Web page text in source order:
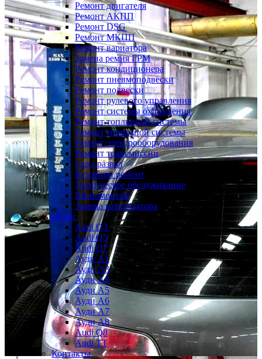
Ремонт двигателя
Ремонт АКПП
Ремонт DSG
Ремонт МКПП
Ремонт вариатора
Замена ремня ГРМ
Ремонт кондиционера
Ремонт пневмоподвески
Ремонт подвески
Ремонт рулевого управления
Ремонт системы охлаждения
Ремонт топливной системы
Ремонт тормозной системы
Ремонт электрооборудования
Ремонт трансмиссии
Сход развал
Кузовной ремонт
Техническое обслуживание
Шиномонтаж
Замена катализатора
Прайс
Audi Q3
Audi Q5
Audi Q7
Ауди А1
Ауди А3
Ауди А4
Ауди A5
Ауди А6
Ауди А7
Ауди A8
Audi Q8
Audi TT
Контакты